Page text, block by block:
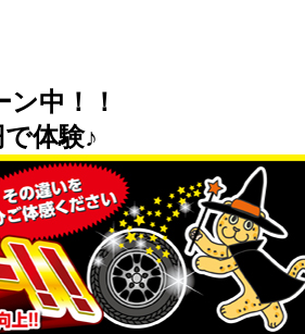
中！！
体験♪